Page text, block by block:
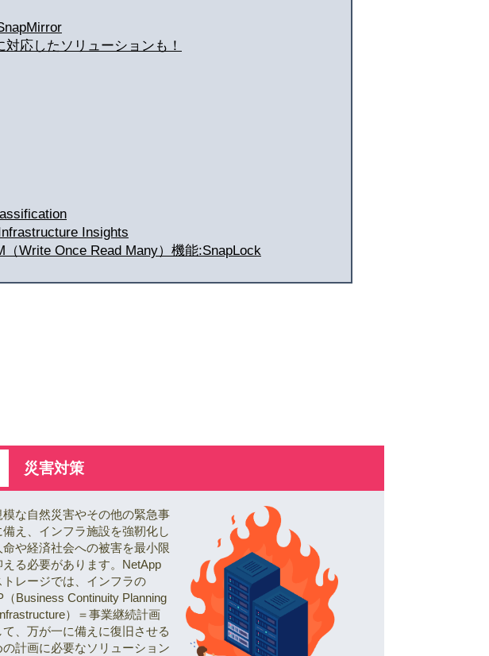
応したソリューションも！
Insights
Write Once Read Many）機能:SnapLock
災害対策
模な自然災害やその他の緊急事
備え、インフラ施設を強靭化し
命や経済社会への被害を最小限
える必要があります。NetApp
トレージでは、インフラの
（Business Continuity Planning
）＝事業継続計画
て、万が一に備えに復旧させる
の計画に必要なソリューション